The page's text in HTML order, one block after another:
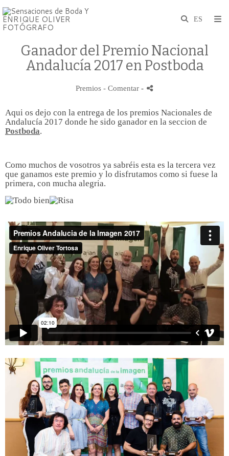
Ganador del Premio Nacional
Andalucía 2017 en Postboda
Premios - Comentar -
Aqui os dejo con la entrega de los premios Nacionales de
Andalucía 2017 donde he sido ganador en la seccion de
Postboda.
Como muchos de vosotros ya sabréis esta es la tercera vez
que ganamos este premio y lo disfrutamos como si fuese la
primera, con mucha alegria.